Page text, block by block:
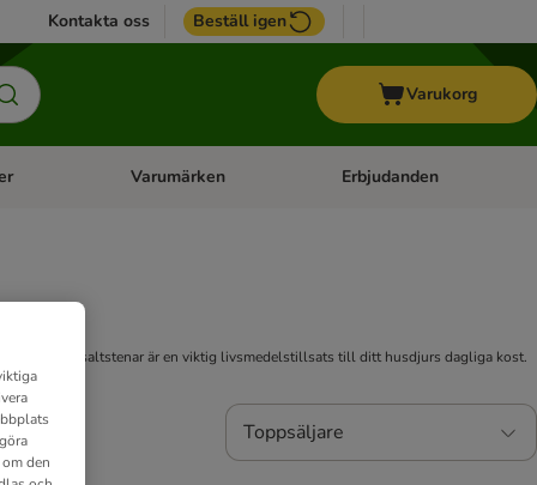
Kontakta oss Beställ igen
Varukorg
Häst Open category menu: Veterinärfoder
Varumärken Open category menu:
Erbjudanden
och saltstenar är en viktig livsmedelstillsats till ditt husdjurs dagliga kost.
Toppsäljare
den